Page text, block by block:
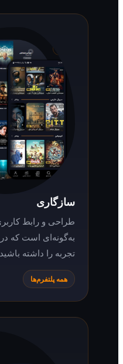
طراحی و رابط کاربری هر سه
به‌گونه‌ای است که در هر
تجربه را داشته باشید.
همه پلتفرم‌ها